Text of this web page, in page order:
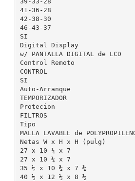
41-36-28
42-38-30
46-43-37
SI
Digital Display
w/ PANTALLA DIGITAL de LCD
Control Remoto
CONTROL
SI
Auto-Arranque
TEMPORIZADOR
Protecion
FILTROS
Tipo
MALLA LAVABLE de
Netas W x H x H (pulg)
27 x 10 ¼ x 7
27 x 10 ¼ x 7
35 ½ x 10 ¾ x 7 ¾
40 ½ x 12 ½ x 8 ½